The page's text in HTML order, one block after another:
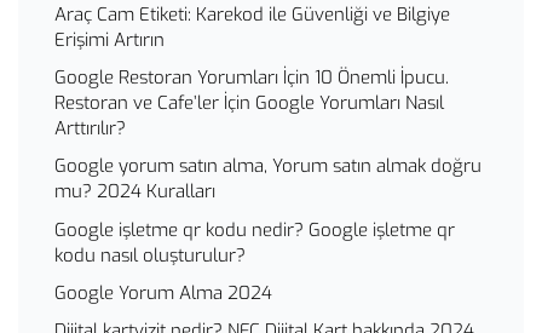
Araç Cam Etiketi: Karekod ile Güvenliği ve Bilgiye
Erişimi Artırın
Google Restoran Yorumları İçin 10 Önemli İpucu.
Restoran ve Cafe’ler İçin Google Yorumları Nasıl
Arttırılır?
Google yorum satın alma, Yorum satın almak doğru
mu? 2024 Kuralları
Google işletme qr kodu nedir? Google işletme qr
kodu nasıl oluşturulur?
Google Yorum Alma 2024